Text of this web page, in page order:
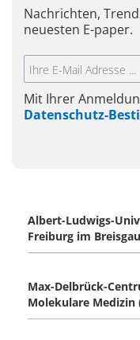
Nachrichten,
neuesten E-paper.
Mit Ihrer
Datenschutz-
Albert-Ludwigs-
Freiburg im Breisgau
Max-Delbrück-
Molekulare Medizin